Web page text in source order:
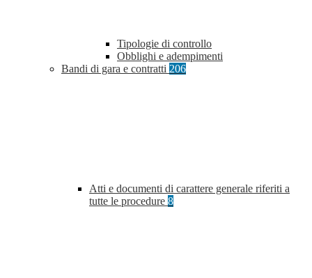
Tipologie di controllo
Obblighi e adempimenti
Bandi di gara e contratti 206
Atti e documenti di carattere generale riferiti a
tutte le procedure 8